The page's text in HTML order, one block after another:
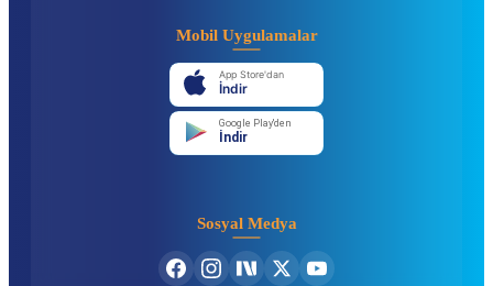
Mobil Uygulamalar
App Store'dan
İndir
Google Play'den
İndir
Sosyal Medya